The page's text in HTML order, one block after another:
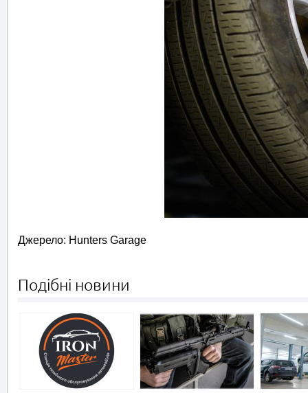
Джерело: Hunters Garage
Подібні новини